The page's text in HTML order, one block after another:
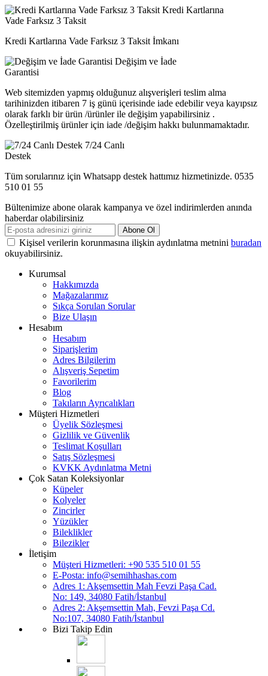
Kredi Kartlarına
Vade Farksız 3 Taksit
Kredi Kartlarına Vade Farksız 3 Taksit İmkanı
Değişim ve İade
Garantisi
Web sitemizden yapmış olduğunuz alışverişleri teslim alma
tarihinizden itibaren 7 iş günü içerisinde iade edebilir veya kayıpsız
olarak farklı bir ürün /ürünler ile değişim yapabilirsiniz .
Özelleştirilmiş ürünler için iade /değişim hakkı bulunmamaktadır.
7/24 Canlı
Destek
Tüm sorularınız için Whatsapp destek hattımız hizmetinizde. 0535
510 01 55
Bültenimize abone olarak kampanya ve özel indirimlerden anında
haberdar olabilirsiniz
Abone Ol
Kişisel verilerin korunmasına ilişkin aydınlatma metnini buradan
okuyabilirsiniz.
Kurumsal
Hakkımızda
Mağazalarımız
Sıkça Sorulan Sorular
Bize Ulaşın
Hesabım
Hesabım
Siparişlerim
Adres Bilgilerim
Alışveriş Sepetim
Favorilerim
Blog
Takıların Ayrıcalıkları
Müşteri Hizmetleri
Üyelik Sözleşmesi
Gizlilik ve Güvenlik
Teslimat Koşulları
Satış Sözleşmesi
KVKK Aydınlatma Metni
Çok Satan Koleksiyonlar
Küpeler
Kolyeler
Zincirler
Yüzükler
Bileklikler
Bilezikler
İletişim
Müşteri Hizmetleri: +90 535 510 01 55
E-Posta: info@semihhashas.com
Adres 1: Akşemsettin Mah Fevzi Paşa Cad.
No: 149, 34080 Fatih/İstanbul
Adres 2: Akşemsettin Mah, Fevzi Paşa Cd.
No:107, 34080 Fatih/İstanbul
Bizi Takip Edin